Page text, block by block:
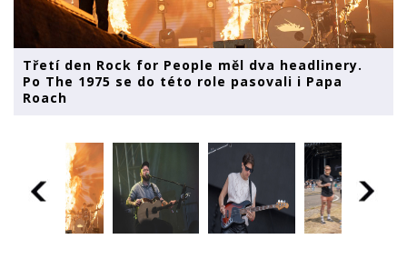
Třetí den Rock for People měl dva headlinery.
Po The 1975 se do této role pasovali i Papa
Roach